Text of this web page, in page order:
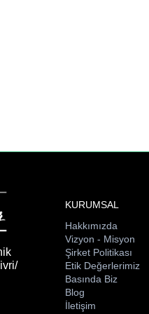
KURUMSAL
Hakkımızda
Vizyon - Misyon
Şirket Politikası
Etik Değerlerimiz
Basında Biz
Blog
İletişim